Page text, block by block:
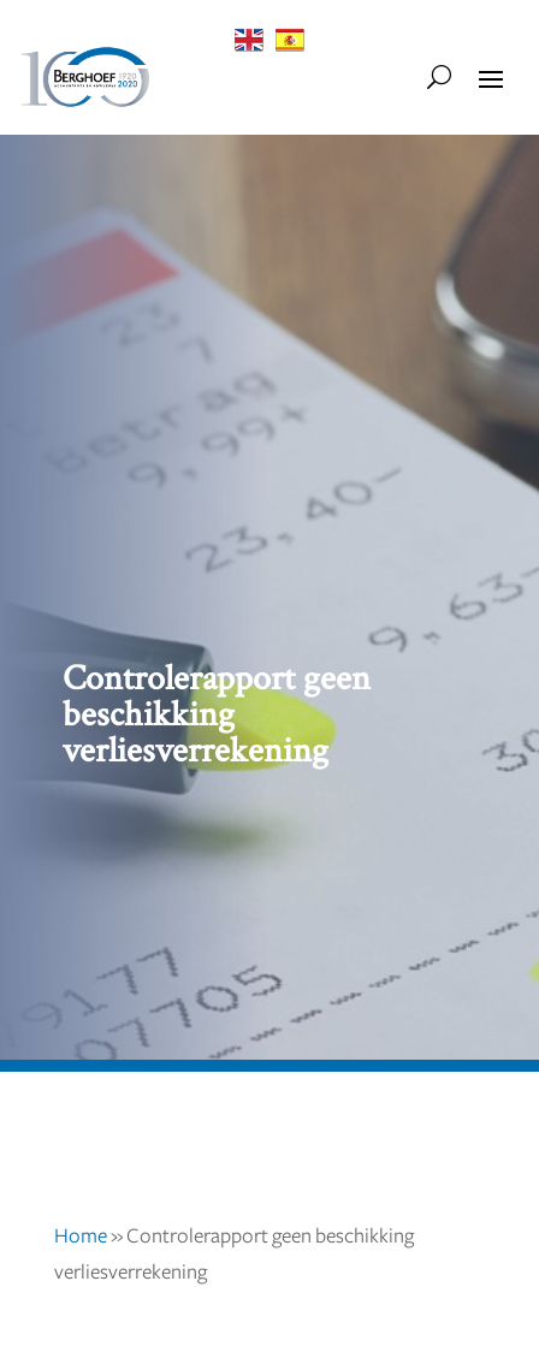
Controlerapport geen
beschikking
verliesverrekening
Home» Controlerapport geen beschikking
verliesverrekening